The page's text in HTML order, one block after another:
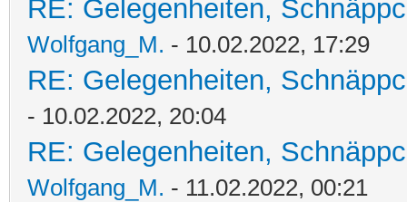
RE: Gelegenheiten,
Wolfgang_M. - 10.02.2022, 17:29
RE: Gelegenheiten,
- 10.02.2022, 20:04
RE: Gelegenheiten,
Wolfgang_M. - 11.02.2022, 00:21